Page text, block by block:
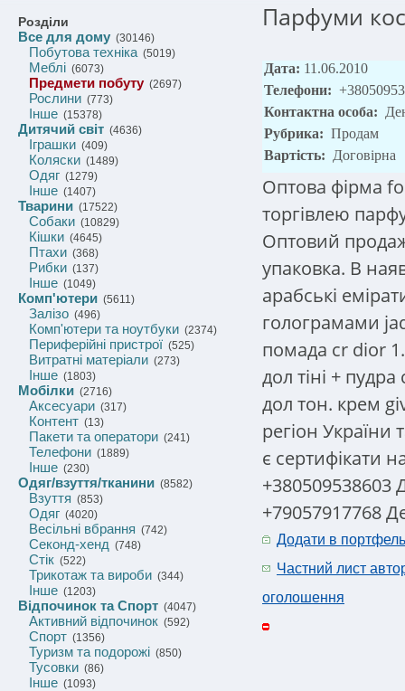
Розділи
Все для дому (30146)
Побутова техніка(5019)
Меблі (6073)
Предмети побуту (2697)
Рослини (773)
Інше (15378)
Дитячий світ (4636)
Іграшки (409)
Коляски (1489)
Одяг (1279)
Інше (1407)
Тварини (17522)
Собаки (10829)
Кішки (4645)
Птахи (368)
Рибки (137)
Інше (1049)
Комп'ютери (5611)
Залізо (496)
Комп'ютери та ноутбуки (2374)
Периферійні пристрої (525)
Витратні матеріали (273)
Інше (1803)
Мобілки (2716)
Аксесуари (317)
Контент (13)
Пакети та оператори (241)
Телефони (1889)
Інше (230)
Одяг/взуття/тканини (8582)
Взуття (853)
Одяг (4020)
Весільні вбрання (742)
Секонд-хенд (748)
Стік (522)
Трикотаж та вироби (344)
Інше (1203)
Відпочинок та Спорт (4047)
Активний відпочинок (592)
Спорт (1356)
Туризм та подорожі (850)
Тусовки (86)
Інше (1093)
Парфуми
Дата: 11.06.2010
Телефони:
Контактна особа:
Рубрика: Продам
Вартість: Договірна
Оптова фірма
торгівлею
Оптовий
упаковка. В
арабські
голограмами
помада cr dior
дол тіні +
дол тон. крем
регіон України
є сертифікати
+380509538603
+79057917768
Додати в портфель
Частний лист
оголошення